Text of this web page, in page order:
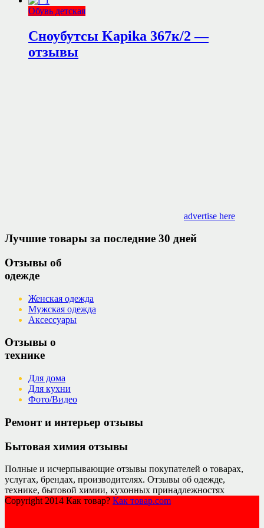
Обувь детская
Сноубутсы Kapika 367к/2 —
отзывы
advertise here
Лучшие товары за последние 30 дней
Отзывы об
одежде
Женская одежда
Мужская одежда
Аксессуары
Отзывы о
технике
Для дома
Для кухни
Фото/Видео
Ремонт и интерьер отзывы
Бытовая химия отзывы
Полные и исчерпывающие отзывы покупателей о товарах,
услугах, брендах, производителях. Отзывы об одежде,
технике, бытовой химии, кухонных принадлежностях
Copyright 2014 Как товар? Как товар.com